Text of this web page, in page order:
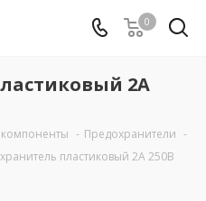
0
2А
- Предохранители -
пластиковый 2А 250В